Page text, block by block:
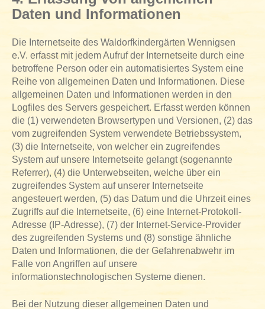
Daten und Informationen
Die Internetseite des Waldorfkindergärten Wennigsen
e.V. erfasst mit jedem Aufruf der Internetseite durch eine
betroffene Person oder ein automatisiertes System eine
Reihe von allgemeinen Daten und Informationen. Diese
allgemeinen Daten und Informationen werden in den
Logfiles des Servers gespeichert. Erfasst werden können
die (1) verwendeten Browsertypen und Versionen, (2) das
vom zugreifenden System verwendete Betriebssystem,
(3) die Internetseite, von welcher ein zugreifendes
System auf unsere Internetseite gelangt (sogenannte
Referrer), (4) die Unterwebseiten, welche über ein
zugreifendes System auf unserer Internetseite
angesteuert werden, (5) das Datum und die Uhrzeit eines
Zugriffs auf die Internetseite, (6) eine Internet-Protokoll-
Adresse (IP-Adresse), (7) der Internet-Service-Provider
des zugreifenden Systems und (8) sonstige ähnliche
Daten und Informationen, die der Gefahrenabwehr im
Falle von Angriffen auf unsere
informationstechnologischen Systeme dienen.
Bei der Nutzung dieser allgemeinen Daten und